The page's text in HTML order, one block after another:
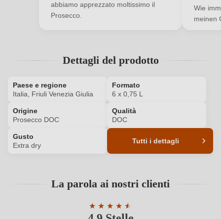
La tua password
Ho dimenticato la mia password.
ACCEDI
abbiamo apprezzato moltissimo il
Prosecco.
Wie
meinen
Dettagli del prodotto
Paese e regione
Italia, Friuli Venezia Giulia
Formato
6 x 0,75 L
Origine
Prosecco DOC
Qualità
DOC
Gusto
Extra dry
Tutti i dettagli
La parola ai nostri clienti
★ ★ ★ ★ ★
★
Valutazione media di 4.9 su 5 stelle